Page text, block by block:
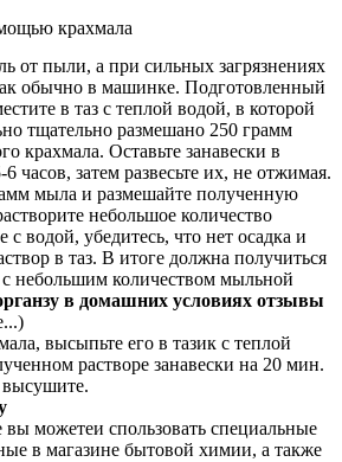
крахмала
от пыли, а при сильных загрязнениях
обычно в машинке. Подготовленный
в таз с теплой водой, в которой
тщательно размешано 250 грамм
крахмала. Оставьте занавески в
6 часов, затем развесьте их, не отжимая.
мыла и размешайте полученную
небольшое количество
с водой, убедитесь, что нет осадка и
в таз. В итоге должна получиться
с небольшим количеством мыльной
в домашних условиях отзывы
высыпьте его в тазик с теплой
растворе занавески на 20 мин.
можетеи спользовать специальные
в магазине бытовой химии, а также